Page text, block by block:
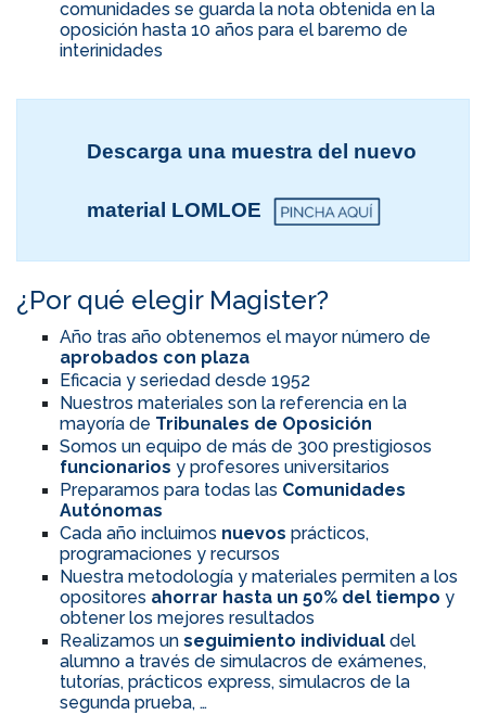
comunidades se guarda la nota obtenida en la
oposición hasta 10 años para el baremo de
interinidades
Descarga una muestra del nuevo
material LOMLOE
¿Por qué elegir Magister?
Año tras año obtenemos el mayor número de
aprobados con plaza
Eficacia y seriedad desde 1952
Nuestros materiales son la referencia en la
mayoría de Tribunales de Oposición
Somos un equipo de más de 300 prestigiosos
funcionarios y profesores universitarios
Preparamos para todas las Comunidades
Autónomas
Cada año incluimos nuevos prácticos,
programaciones y recursos
Nuestra metodología y materiales permiten a los
opositores ahorrar hasta un 50% del tiempo y
obtener los mejores resultados
Realizamos un seguimiento individual del
alumno a través de simulacros de exámenes,
tutorías, prácticos express, simulacros de la
segunda prueba, …